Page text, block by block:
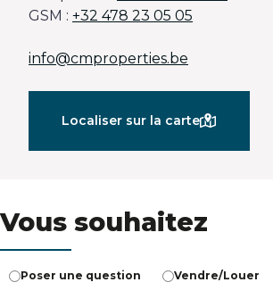
GSM : +32 478 23 05 05
info@cmproperties.be
Localiser sur la carte
Vous souhaitez
Poser une question Vendre/Louer